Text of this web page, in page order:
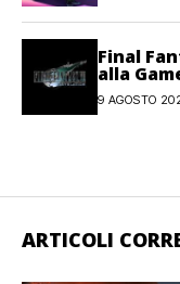
Final
alla
9 AGOSTO
ARTICOLI